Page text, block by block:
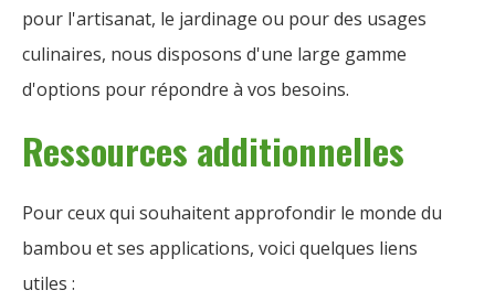
pour l'artisanat, le jardinage ou pour des usages
culinaires, nous disposons d'une large gamme
d'options pour répondre à vos besoins.
Ressources additionnelles
Pour ceux qui souhaitent approfondir le monde du
bambou et ses applications, voici quelques liens
utiles :